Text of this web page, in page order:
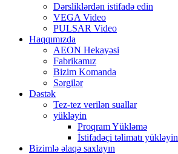
Dərsliklərdən istifadə edin
VEGA Video
PULSAR Video
Haqqımızda
AEON Hekayəsi
Fabrikamız
Bizim Komanda
Sərgilər
Dəstək
Tez-tez verilən suallar
yükləyin
Proqram Yükləmə
İstifadəçi təlimatı yükləyin
Bizimlə əlaqə saxlayın